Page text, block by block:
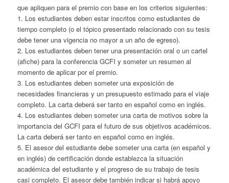
que apliquen para el premio con base en los criterios siguientes:
1. Los estudiantes deben estar inscritos como estudiantes de
tiempo completo (o el tópico presentado relacionado con su tesis
debe tener una vigencia no mayor a un año de egreso).
2. Los estudiantes deben tener una presentación oral o un cartel
(afiche) para la conferencia GCFI y someter un resumen al
momento de aplicar por el premio.
3. Los estudiantes deben someter una exposición de
necesidades financieras y un presupuesto estimado para el viaje
completo. La carta deberá ser tanto en español como en inglés.
4. Los estudiantes deben someter una carta de motivos sobre la
importancia del GCFI para el futuro de sus objetivos académicos.
La carta deberá ser tanto en español como en inglés.
5. El asesor del estudiante debe someter una carta (en español y
en inglés) de certificación donde establezca la situación
académica del estudiante y el progreso de su trabajo de tesis
casi completo. El asesor debe también indicar si habrá apoyo